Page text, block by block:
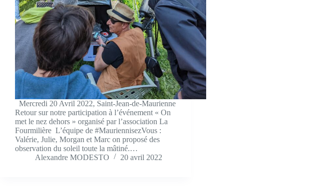
Mercredi 20 Avril 2022, Saint-Jean-de-Maurienne
Retour sur notre participation à l’événement « On
met le nez dehors » organisé par l’association La
Fourmilière L’équipe de #MauriennisezVous :
Valérie, Julie, Morgan et Marc on proposé des
observation du soleil toute la mâtiné.…
Alexandre MODESTO
20 avril 2022